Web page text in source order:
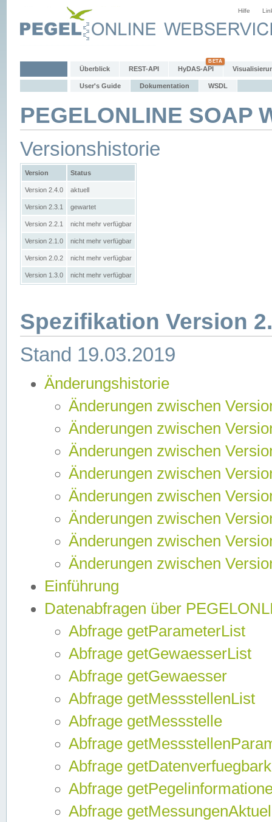
Hilfe
Überblick REST-API HyDAS-API
User's Guide Dokumentation WSDL
PEGELONLINE SOAP
Versionshistorie
Version Status
Version 2.4.0 aktuell
Version 2.3.1 gewartet
Version 2.2.1 nicht mehr verfügbar
Version 2.1.0 nicht mehr verfügbar
Version 2.0.2 nicht mehr verfügbar
Version 1.3.0 nicht mehr verfügbar
Spezifikation Version
Stand 19.03.2019
Änderungshistorie
Änderungen zwischen
Änderungen zwischen
Änderungen zwischen
Änderungen zwischen
Änderungen zwischen
Änderungen zwischen
Änderungen zwischen
Änderungen zwischen
Einführung
Datenabfragen über
Abfrage getParameterList
Abfrage getGewaesserList
Abfrage getGewaesser
Abfrage getMessstellenList
Abfrage getMessstelle
Abfrage
Abfrage
Abfrage
Abfrage